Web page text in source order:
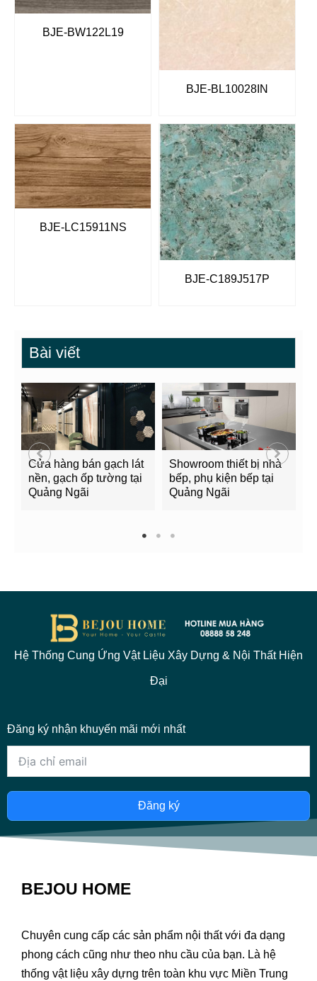
BJE-BW122L19
BJE-BL10028IN
BJE-LC15911NS
BJE-C189J517P
Bài viết
Cửa hàng bán gạch lát
nền, gạch ốp tường tại
Quảng Ngãi
Showroom thiết bị nhà
bếp, phụ kiện bếp tại
Quảng Ngãi
1 2 3
Hệ Thống Cung Ứng Vật Liệu Xây Dựng & Nội Thất Hiện
Đại
Đăng ký nhận khuyến mãi mới nhất
Đăng ký
BEJOU HOME
Chuyên cung cấp các sản phẩm nội thất với đa dạng
phong cách cũng như theo nhu cầu của bạn. Là hệ
thống vật liệu xây dựng trên toàn khu vực Miền Trung